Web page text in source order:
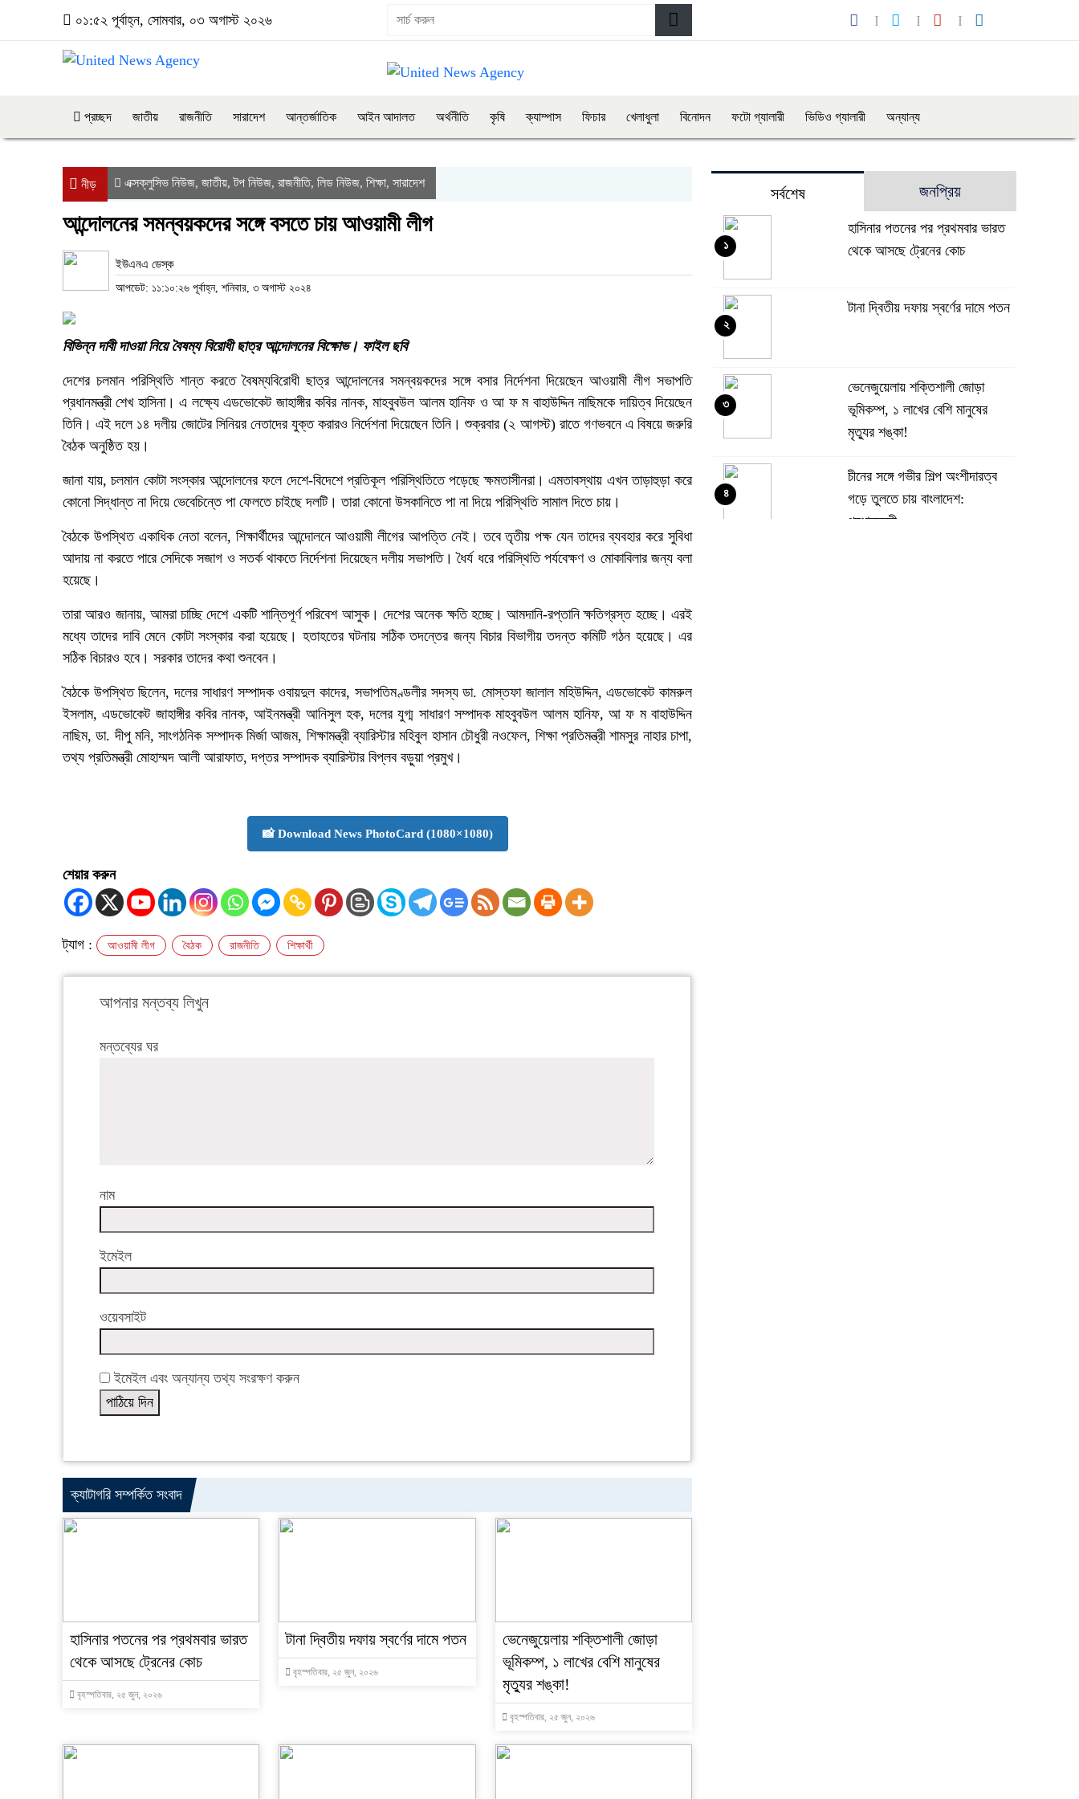
০১:৫২ পূর্বাহ্ন, সোমবার, ০৩ অগাস্ট ২০২৬
প্রচ্ছদ জাতীয় রাজনীতি সারাদেশ আন্তর্জাতিক আইন আদালত অর্থনীতি কৃষি ক্যাম্পাস ফিচার খেলাধুলা বিনোদন ফটো গ্যালারী ভিডিও গ্যালারী অন্যান্য
নীড় এক্সক্লুসিভ নিউজ, জাতীয়,টপ নিউজ, রাজনীতি, লিড নিউজ, শিক্ষা, সারাদেশ
আন্দোলনের সমন্বয়কদের সঙ্গে বসতে চায় আওয়ামী লীগ
ইউএনএ ডেস্ক
আপডেট: ১১:১০:২৬ পূর্বাহ্ন, শনিবার, ৩ অগাস্ট ২০২৪
বিভিন্ন দাবী দাওয়া নিয়ে বৈষম্য বিরোধী ছাত্র আন্দোলনের বিক্ষোভ। ফাইল ছবি
দেশের চলমান পরিস্থিতি শান্ত করতে বৈষম্যবিরোধী ছাত্র আন্দোলনের সমন্বয়কদের সঙ্গে বসার নির্দেশনা দিয়েছেন আওয়ামী লীগ সভাপতি
প্রধানমন্ত্রী শেখ হাসিনা। এ লক্ষ্যে এডভোকেট জাহাঙ্গীর কবির নানক, মাহবুবউল আলম হানিফ ও আ ফ ম বাহাউদ্দিন নাছিমকে দায়িত্ব দিয়েছেন
তিনি। এই দলে ১৪ দলীয় জোটের সিনিয়র নেতাদের যুক্ত করারও নির্দেশনা দিয়েছেন তিনি। শুক্রবার (২ আগস্ট) রাতে গণভবনে এ বিষয়ে জরুরি
বৈঠক অনুষ্ঠিত হয়।
জানা যায়, চলমান কোটা সংস্কার আন্দোলনের ফলে দেশে-বিদেশে প্রতিকূল পরিস্থিতিতে পড়েছে ক্ষমতাসীনরা। এমতাবস্থায় এখন তাড়াহুড়া করে
কোনো সিদ্ধান্ত না দিয়ে ভেবেচিন্তে পা ফেলতে চাইছে দলটি। তারা কোনো উসকানিতে পা না দিয়ে পরিস্থিতি সামাল দিতে চায়।
বৈঠকে উপস্থিত একাধিক নেতা বলেন, শিক্ষার্থীদের আন্দোলনে আওয়ামী লীগের আপত্তি নেই। তবে তৃতীয় পক্ষ যেন তাদের ব্যবহার করে সুবিধা
আদায় না করতে পারে সেদিকে সজাগ ও সতর্ক থাকতে নির্দেশনা দিয়েছেন দলীয় সভাপতি। ধৈর্য ধরে পরিস্থিতি পর্যবেক্ষণ ও মোকাবিলার জন্য বলা
হয়েছে।
তারা আরও জানায়, আমরা চাচ্ছি দেশে একটি শান্তিপূর্ণ পরিবেশ আসুক। দেশের অনেক ক্ষতি হচ্ছে। আমদানি-রপ্তানি ক্ষতিগ্রস্ত হচ্ছে। এরই
মধ্যে তাদের দাবি মেনে কোটা সংস্কার করা হয়েছে। হতাহতের ঘটনায় সঠিক তদন্তের জন্য বিচার বিভাগীয় তদন্ত কমিটি গঠন হয়েছে। এর
সঠিক বিচারও হবে। সরকার তাদের কথা শুনবেন।
বৈঠকে উপস্থিত ছিলেন, দলের সাধারণ সম্পাদক ওবায়দুল কাদের, সভাপতিমণ্ডলীর সদস্য ডা. মোস্তফা জালাল মহিউদ্দিন, এডভোকেট কামরুল
ইসলাম, এডভোকেট জাহাঙ্গীর কবির নানক, আইনমন্ত্রী আনিসুল হক, দলের যুগ্ম সাধারণ সম্পাদক মাহবুবউল আলম হানিফ, আ ফ ম বাহাউদ্দিন
নাছিম, ডা. দীপু মনি, সাংগঠনিক সম্পাদক মির্জা আজম, শিক্ষামন্ত্রী ব্যারিস্টার মহিবুল হাসান চৌধুরী নওফেল, শিক্ষা প্রতিমন্ত্রী শামসুর নাহার চাপা,
তথ্য প্রতিমন্ত্রী মোহাম্মদ আলী আরাফাত, দপ্তর সম্পাদক ব্যারিস্টার বিপ্লব বড়ুয়া প্রমুখ।
📸 Download News PhotoCard (1080×1080)
শেয়ার করুন
ট্যাগ : আওয়ামী লীগ বৈঠক রাজনীতি শিক্ষার্থী
আপনার মন্তব্য লিখুন
মন্তব্যের ঘর
নাম
ইমেইল
ওয়েবসাইট
ইমেইল এবং অন্যান্য তথ্য সংরক্ষণ করুন
ক্যাটাগরি সম্পর্কিত সংবাদ
হাসিনার পতনের পর প্রথমবার ভারত
থেকে আসছে ট্রেনের কোচ
বৃহস্পতিবার, ২৫ জুন, ২০২৬
টানা দ্বিতীয় দফায় স্বর্ণের দামে পতন
বৃহস্পতিবার, ২৫ জুন, ২০২৬
ভেনেজুয়েলায় শক্তিশালী জোড়া
ভূমিকম্প, ১ লাখের বেশি মানুষের
মৃত্যুর শঙ্কা!
বৃহস্পতিবার, ২৫ জুন, ২০২৬
সর্বশেষ জনপ্রিয়
হাসিনার পতনের পর প্রথমবার ভারত
থেকে আসছে ট্রেনের কোচ
১
টানা দ্বিতীয় দফায় স্বর্ণের দামে পতন
২
ভেনেজুয়েলায় শক্তিশালী জোড়া
ভূমিকম্প, ১ লাখের বেশি মানুষের
মৃত্যুর শঙ্কা!
৩
চীনের সঙ্গে গভীর শিল্প অংশীদারত্ব
গড়ে তুলতে চায় বাংলাদেশ:
প্রধানমন্ত্রী
৪